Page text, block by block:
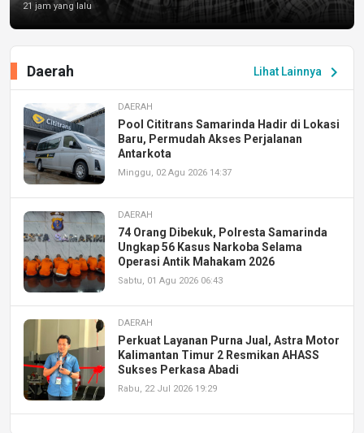
21 jam yang lalu
Lihat Lainnya chevron_right
Daerah
DAERAH
Pool Cititrans Samarinda Hadir di Lokasi
Baru, Permudah Akses Perjalanan
Antarkota
Minggu, 02 Agu 2026 14:37
DAERAH
74 Orang Dibekuk, Polresta Samarinda
Ungkap 56 Kasus Narkoba Selama
Operasi Antik Mahakam 2026
Sabtu, 01 Agu 2026 06:43
DAERAH
Perkuat Layanan Purna Jual, Astra Motor
Kalimantan Timur 2 Resmikan AHASS
Sukses Perkasa Abadi
Rabu, 22 Jul 2026 19:29